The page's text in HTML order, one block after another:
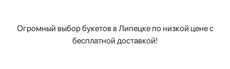
Огромный выбор букетов в Липецке по низкой цене с
бесплатной доставкой!